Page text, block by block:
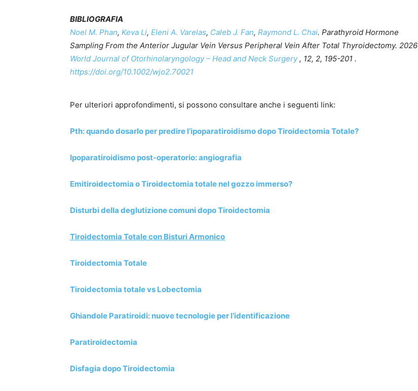
BIBLIOGRAFIA
Noel M. Phan, Keva Li, Eleni A. Varelas, Caleb J. Fan, Raymond L. Chai. Parathyroid Hormone
Sampling From the Anterior Jugular Vein Versus Peripheral Vein After Total Thyroidectomy. 2026
World Journal of Otorhinolaryngology – Head and Neck Surgery, 12, 2, 195-201 .
https://doi.org/10.1002/wjo2.70021
Per ulteriori approfondimenti, si possono consultare anche i seguenti link:
Pth: quando dosarlo per predire l’ipoparatiroidismo dopo Tiroidectomia Totale?
Ipoparatiroidismo post-operatorio: angiografia
Emitiroidectomia o Tiroidectomia totale nel gozzo immerso?
Disturbi della deglutizione comuni dopo Tiroidectomia
Tiroidectomia Totale con Bisturi Armonico
Tiroidectomia Totale
Tiroidectomia totale vs Lobectomia
Ghiandole Paratiroidi: nuove tecnologie per l’identificazione
Paratiroidectomia
Disfagia dopo Tiroidectomia